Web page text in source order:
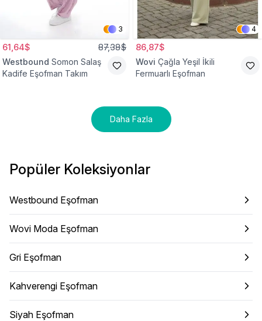
3
61,64$ 87,38$
Westbound Somon Salaş
Kadife Eşofman Takım
4
86,87$
Wovi Çağla Yeşil İkili
Fermuarlı Eşofman
Daha Fazla
Popüler Koleksiyonlar
Westbound Eşofman
Wovi Moda Eşofman
Gri Eşofman
Kahverengi Eşofman
Siyah Eşofman